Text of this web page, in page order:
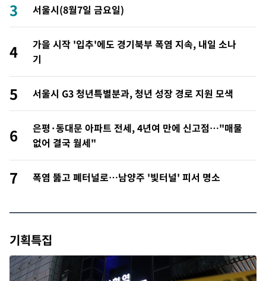
3 서울시(8월7일 금요일)
4
가을 시작 '입추'에도 경기북부 폭염 지속, 내일 소나
기
5 서울시 G3 청년특별분과, 청년 성장 경로 지원 모색
6
은평·동대문 아파트 전세, 4년여 만에 신고점…"매물
없어 결국 월세"
7 폭염 뚫고 폐터널로…남양주 '빛터널' 피서 명소
기획특집